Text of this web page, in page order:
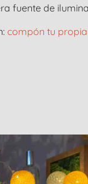
fuente de
compón tu